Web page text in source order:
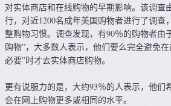
对实体商店和在线购物的早期影响。该调查
行，对近1200名成年美国购物者进行了调查
整购物习惯。调查发现，有90％的购物者由
购物”，大多数人表示，他们要么完全避免
必要”时才去实体商店购物。
更有说服力的是，大约93％的人表示，他们
会在网上购物更多或相同的水平。